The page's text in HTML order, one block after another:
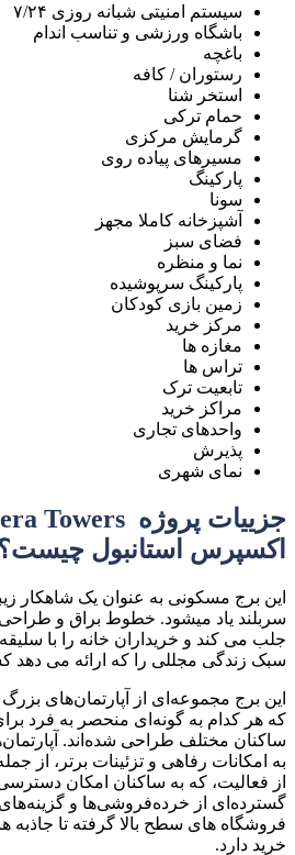
سیستم امنیتی شبانه روزی ۷/۲۴
باشگاه ورزشی و تناسب اندام
باغچه
رستوران / کافه
استخر شنا
حمام ترکی
گرمایش مرکزی
مسیرهای پیاده روی
پارکینگ
سونا
آشپزخانه کاملا مجهز
فضای سبز
نما و منظره
پارکینگ سرپوشیده
زمین بازی کودکان
مرکز خرید
مغازه ها
تراس ها
تابعیت ترک
مراکز خرید
واحدهای تجاری
پذیرش
نمای شهری
اکسپرس استانبول
این برج مسکونی به عنوان یک شاهکار
سربلند یاد میشود. خطوط براق و
جلب می کند و خریداران خانه را با
سبک زندگی مجللی را که ارائه می دهد
این برج مجموعه‌ای از آپارتمان‌های
که هر کدام به گونه‌ای منحصر به ‌فرد
به امکانات رفاهی و تزئینات برتر، از
از فعالیت، که به ساکنان امکان
گسترده‌ای از خرده‌فروشی‌ها و
فروشگاه های سطح بالا گرفته تا جاذبه
خرید دارد.